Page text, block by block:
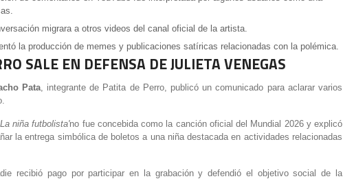
migrara a otros videos del canal oficial de la artista.
la producción de memes y publicaciones satíricas relacionadas con la polémica.
SALE EN DEFENSA DE JULIETA VENEGAS
Pata, integrante de Patita de Perro, publicó un comunicado para aclarar varios
La niña futbolista'no fue concebida como la canción oficial del Mundial 2026 y explicó
la entrega simbólica de boletos a una niña destacada en actividades relacionadas
recibió pago por participar en la grabación y defendió el objetivo social de la